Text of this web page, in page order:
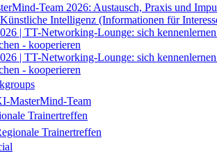
Team 2026: Austausch, Praxis und
Intelligenz (Informationen für
| TT-Networking-Lounge: sich
- kooperieren
| TT-Networking-Lounge: sich
- kooperieren
MasterMind-Team
Trainertreffen
Trainertreffen